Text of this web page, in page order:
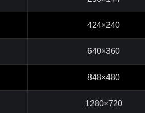
424×240
640×360
848×480
1280×720